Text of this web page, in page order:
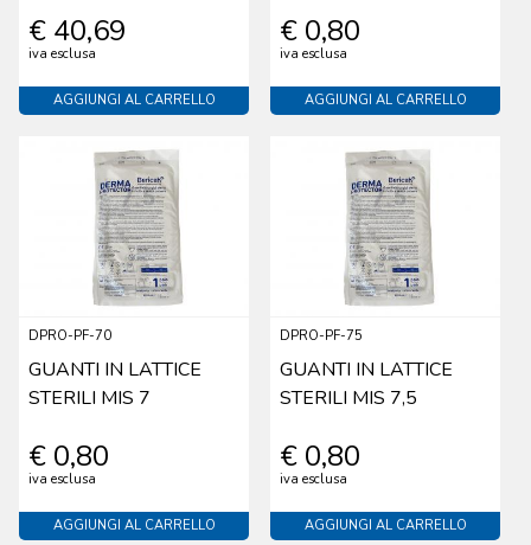
€ 40,69
iva esclusa
AGGIUNGI AL CARRELLO
€ 0,80
iva esclusa
AGGIUNGI AL CARRELLO
DPRO-PF-70
GUANTI IN LATTICE
STERILI MIS 7
€ 0,80
iva esclusa
AGGIUNGI AL CARRELLO
DPRO-PF-75
GUANTI IN LATTICE
STERILI MIS 7,5
€ 0,80
iva esclusa
AGGIUNGI AL CARRELLO